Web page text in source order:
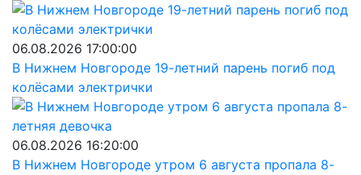
06.08.2026 17:00:00
В Нижнем Новгороде 19-летний парень погиб под
колёсами электрички
06.08.2026 16:20:00
В Нижнем Новгороде утром 6 августа пропала 8-